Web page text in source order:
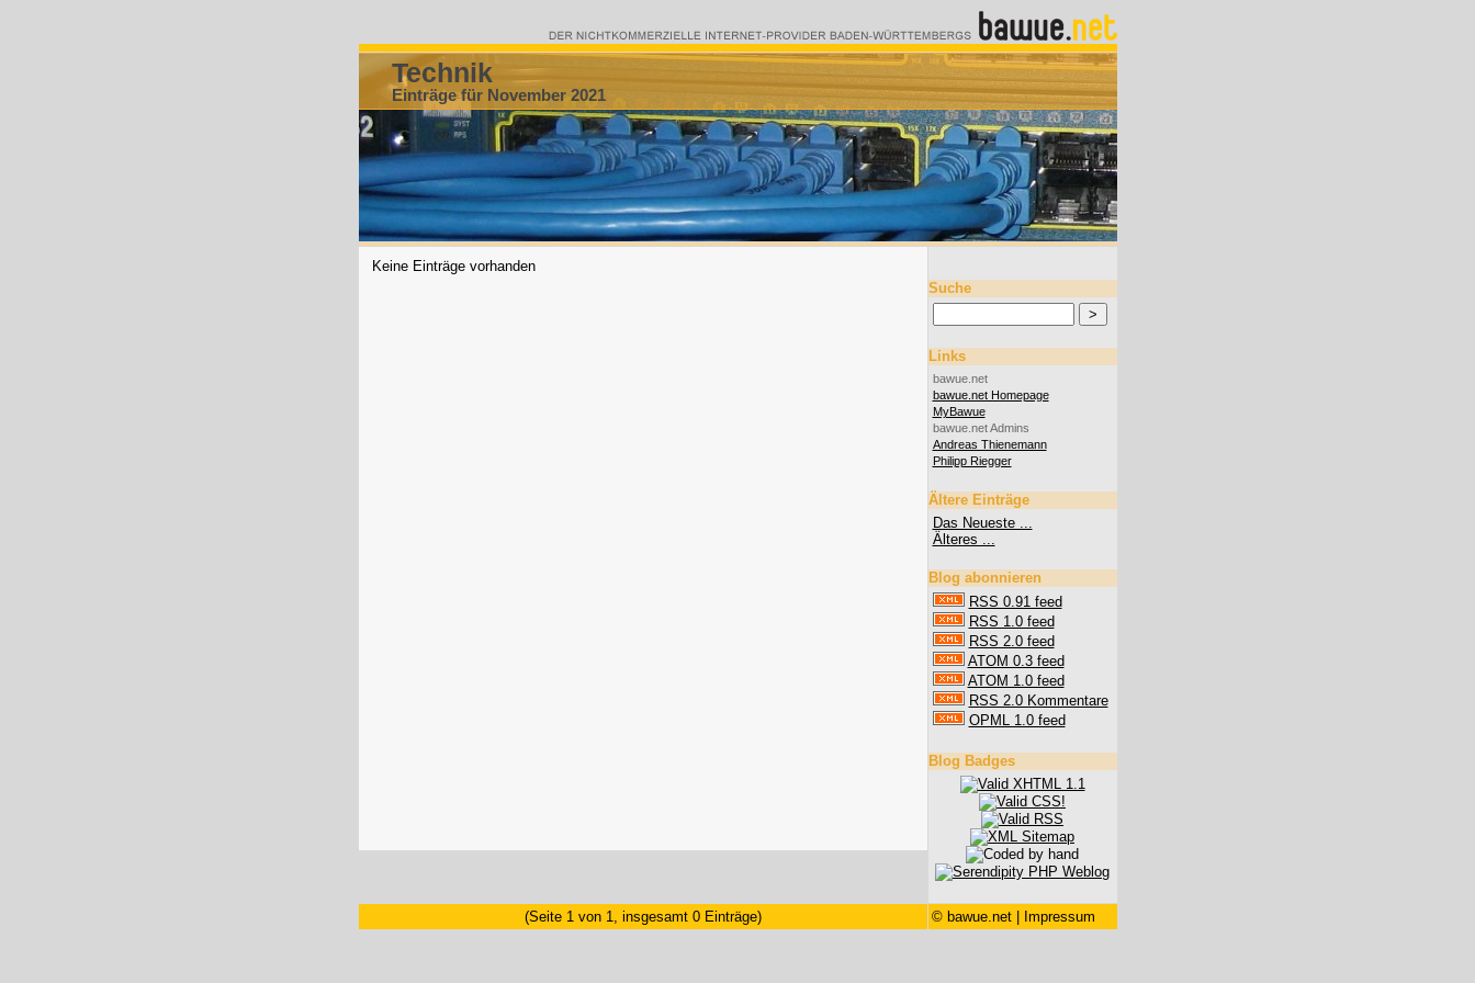
Technik
Einträge für November 2021
Keine Einträge vorhanden
Suche
Links
bawue.net
bawue.net Homepage
MyBawue
bawue.net Admins
Andreas Thienemann
Philipp Riegger
Ältere Einträge
Das Neueste ...
Älteres ...
Blog abonnieren
RSS 0.91 feed
RSS 1.0 feed
RSS 2.0 feed
ATOM 0.3 feed
ATOM 1.0 feed
RSS 2.0 Kommentare
OPML 1.0 feed
Blog Badges
(Seite 1 von 1, insgesamt 0 Einträge) © bawue.net| Impressum